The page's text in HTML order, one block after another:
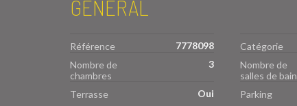
GÉNÉRAL
Référence 7778098 Catégorie
Nombre de
chambres
3
Nombre de
salles de bain
Terrasse Oui Parking